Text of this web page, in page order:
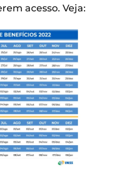
acesso. Veja: